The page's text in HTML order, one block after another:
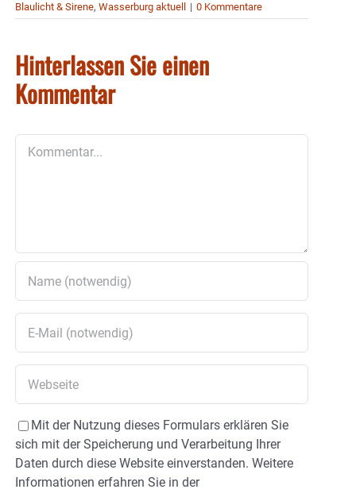
Blaulicht & Sirene, Wasserburg aktuell | 0 Kommentare
Hinterlassen Sie einen
Kommentar
Mit der Nutzung dieses Formulars erklären Sie
sich mit der Speicherung und Verarbeitung Ihrer
Daten durch diese Website einverstanden. Weitere
Informationen erfahren Sie in der